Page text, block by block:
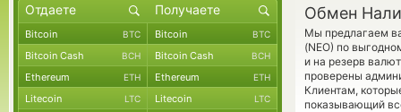
Обмен
Мы предлагаем
(NEO) по
и на резерв
проверены
Клиентам,
показывающий
Bitcoin BTC Bitcoin BTC
Bitcoin Cash BCH Bitcoin Cash BCH
Ethereum ETH Ethereum ETH
Litecoin LTC Litecoin LTC